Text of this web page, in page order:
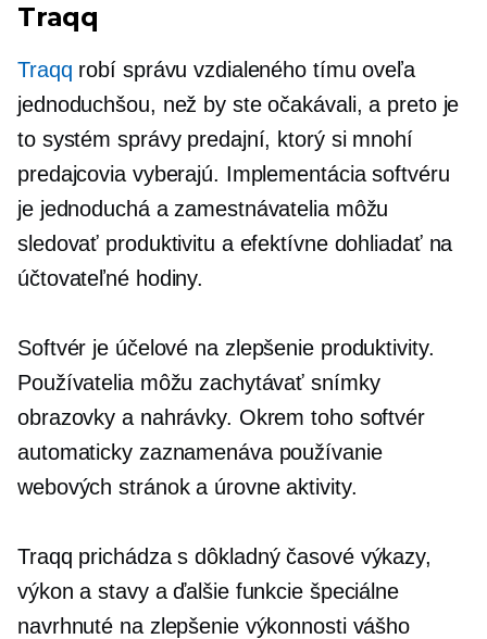
Traqq
Traqq robí správu vzdialeného tímu oveľa
jednoduchšou, než by ste očakávali, a preto je
to systém správy predajní, ktorý si mnohí
predajcovia vyberajú. Implementácia softvéru
je jednoduchá a zamestnávatelia môžu
sledovať produktivitu a efektívne dohliadať na
účtovateľné hodiny.
Softvér je účelové na zlepšenie produktivity.
Používatelia môžu zachytávať snímky
obrazovky a nahrávky. Okrem toho softvér
automaticky zaznamenáva používanie
webových stránok a úrovne aktivity.
Traqq prichádza sdôkladnýčasové výkazy,
výkon a stavy a ďalšie funkcie špeciálne
navrhnuté na zlepšenie výkonnosti vášho